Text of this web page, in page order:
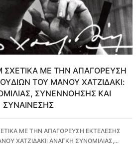
ΣΧΕΤΙΚΑ ΜΕ ΤΗΝ ΑΠΑΓΟΡΕΥΣΗ
ΤΟΥ ΜΑΝΟΥ ΧΑΤΖΙΔΑΚΙ:
ΣΥΝΕΝΝΟΗΣΗΣ ΚΑΙ
ΣΥΝΑΙΝΕΣΗΣ
ΜΕ ΤΗΝ ΑΠΑΓΟΡΕΥΣΗ ΕΚΤΕΛΕΣΗΣ
ΧΑΤΖΙΔΑΚΙ: ΑΝΑΓΚΗ ΣΥΝΟΜΙΛΙΑΣ,...